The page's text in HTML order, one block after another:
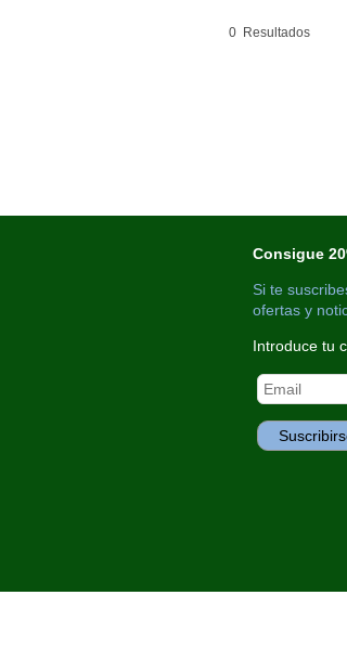
0 Resultados
Consigue
Si te
ofertas y
Introduce tu